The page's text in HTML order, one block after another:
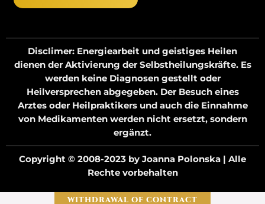
Disclimer: Energiearbeit und geistiges Heilen
dienen der Aktivierung der Selbstheilungskräfte. Es
werden keine Diagnosen gestellt oder
Heilversprechen abgegeben. Der Besuch eines
Arztes oder Heilpraktikers und auch die Einnahme
von Medikamenten werden nicht ersetzt, sondern
ergänzt.
Copyright © 2008-2023 by Joanna Polonska | Alle
Rechte vorbehalten
WITHDRAWAL OF CONTRACT